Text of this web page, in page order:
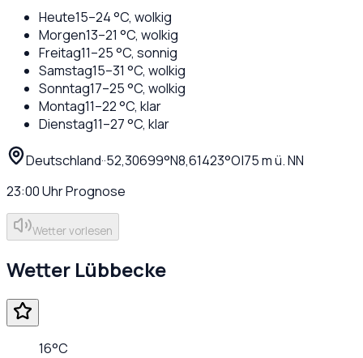
Heute15–24°C, wolkig
Morgen13–21 °C, wolkig
Freitag11–25°C, sonnig
Samstag15–31 °C, wolkig
Sonntag17–25°C, wolkig
Montag11–22°C, klar
Dienstag11–27°C, klar
Deutschland··52,30699°N8,61423°O|75m ü. NN
23:00UhrPrognose
Wetter vorlesen
Wetter Lübbecke
16°C